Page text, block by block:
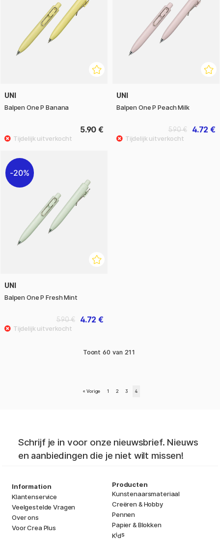
UNI
Balpen One P Banana
5.90 €
UNI
Balpen One P Peach Milk
4.72 €
5.90 €
20%
UNI
Balpen One P Fresh Mint
4.72 €
5.90 €
Toont 60 van 211
« Vorige 1 2 3 4
Schrijf je in voor onze nieuwsbrief. Nieuws
en aanbiedingen die je niet wilt missen!
Information
Klantenservice
Veelgestelde Vragen
Over ons
Voor Crea Plus
Producten
Kunstenaarsmateriaal
Creëren & Hobby
Pennen
Papier & Blokken
Kids